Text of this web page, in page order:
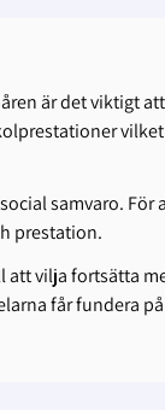
är det viktigt
samvaro.
prestation.
vilja fortsätta
får fundera